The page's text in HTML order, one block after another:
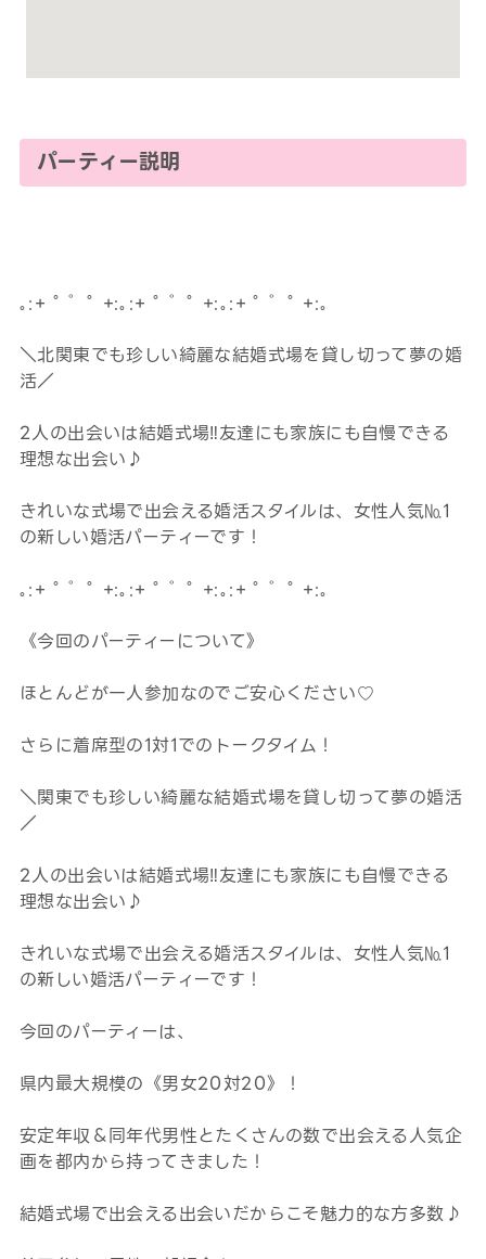
パーティー説明
｡:+ ﾟ ゜ﾟ +:｡:+ ﾟ ゜ﾟ +:｡:+ ﾟ ゜ﾟ +:｡
＼北関東でも珍しい綺麗な結婚式場を貸し切って夢の婚
活／
2人の出会いは結婚式場‼友達にも家族にも自慢できる
理想な出会い♪
きれいな式場で出会える婚活スタイルは、女性人気№1
の新しい婚活パーティーです！
｡:+ ﾟ ゜ﾟ +:｡:+ ﾟ ゜ﾟ +:｡:+ ﾟ ゜ﾟ +:｡
《今回のパーティーについて》
ほとんどが一人参加なのでご安心ください♡
さらに着席型の1対1でのトークタイム！
＼関東でも珍しい綺麗な結婚式場を貸し切って夢の婚活
／
2人の出会いは結婚式場‼友達にも家族にも自慢できる
理想な出会い♪
きれいな式場で出会える婚活スタイルは、女性人気№1
の新しい婚活パーティーです！
今回のパーティーは、
県内最大規模の《男女20対20》！
安定年収＆同年代男性とたくさんの数で出会える人気企
画を都内から持ってきました！
結婚式場で出会える出会いだからこそ魅力的な方多数♪